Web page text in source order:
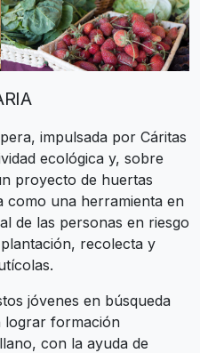
impulsada por Cáritas
ecológica y, sobre
proyecto de huertas
como una herramienta en
de las personas en riesgo
recolecta y
jóvenes en búsqueda
lograr formación
con la ayuda de